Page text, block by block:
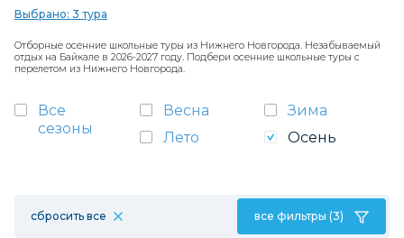
Выбрано: 3 тура
Отборные осенние школьные туры из Нижнего Новгорода. Незабываемый
отдых на Байкале в 2026-2027 году. Подбери осенние школьные туры с
перелетом из Нижнего Новгорода.
Все
сезоны
Весна
Зима
Лето
Осень
сбросить все все фильтры (3)